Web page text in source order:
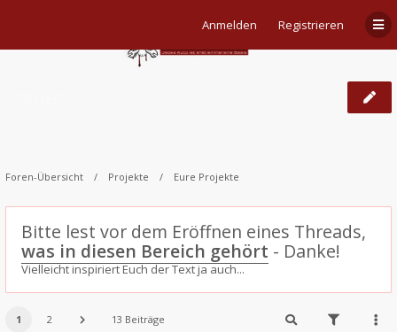
Anmelden Registrieren
Foren-Übersicht Projekte Eure Projekte
Bitte lest vor dem Eröffnen eines Threads,
was in diesen Bereich gehört - Danke!
Vielleicht inspiriert Euch der Text ja auch...
1 2 13 Beiträge